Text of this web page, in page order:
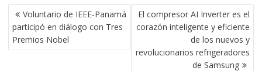
NAVEGACIÓN
DE
ENTRADAS
Voluntario de IEEE-Panamá
participó en diálogo con Tres
Premios Nobel
El compresor AI Inverter es el
corazón inteligente y eficiente
de los nuevos y
revolucionarios refrigeradores
de Samsung